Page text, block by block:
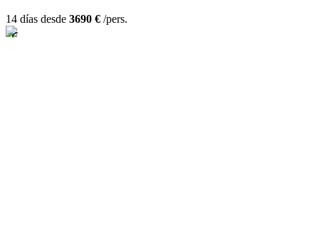
14 días desde 3690 € /pers.